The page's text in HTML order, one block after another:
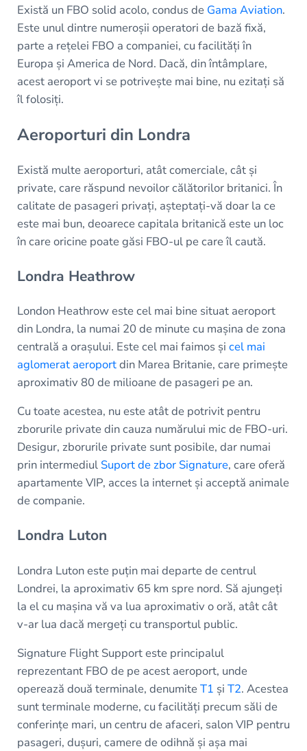
Există un FBO solid acolo, condus de Gama Aviation.
Este unul dintre numeroșii operatori de bază fixă,
parte a rețelei FBO a companiei, cu facilități în
Europa și America de Nord. Dacă, din întâmplare,
acest aeroport vi se potrivește mai bine, nu ezitați să
îl folosiți.
Aeroporturi din Londra
Există multe aeroporturi, atât comerciale, cât și
private, care răspund nevoilor călătorilor britanici. În
calitate de pasageri privați, așteptați-vă doar la ce
este mai bun, deoarece capitala britanică este un loc
în care oricine poate găsi FBO-ul pe care îl caută.
Londra Heathrow
London Heathrow este cel mai bine situat aeroport
din Londra, la numai 20 de minute cu mașina de zona
centrală a orașului. Este cel mai faimos și cel mai
aglomerat aeroportdin Marea Britanie, care primește
aproximativ 80 de milioane de pasageri pe an.
Cu toate acestea, nu este atât de potrivit pentru
zborurile private din cauza numărului mic de FBO-uri.
Desigur, zborurile private sunt posibile, dar numai
prin intermediul Suport de zbor Signature, care oferă
apartamente VIP, acces la internet și acceptă animale
de companie.
Londra Luton
Londra Luton este puțin mai departe de centrul
Londrei, la aproximativ 65 km spre nord. Să ajungeți
la el cu mașina vă va lua aproximativ o oră, atât cât
v-ar lua dacă mergeți cu transportul public.
Signature Flight Support este principalul
reprezentant FBO de pe acest aeroport, unde
operează două terminale, denumiteT1 și T2. Acestea
sunt terminale moderne, cu facilități precum săli de
conferințe mari, un centru de afaceri, salon VIP pentru
pasageri, dușuri, camere de odihnă și așa mai